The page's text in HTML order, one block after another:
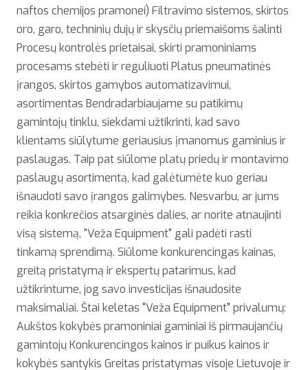
naftos chemijos pramonei) Filtravimo sistemos, skirtos
oro, garo, techninių dujų ir skysčių priemaišoms šalinti
Procesų kontrolės prietaisai, skirti pramoniniams
procesams stebėti ir reguliuoti Platus pneumatinės
įrangos, skirtos gamybos automatizavimui,
asortimentas Bendradarbiaujame su patikimų
gamintojų tinklu, siekdami užtikrinti, kad savo
klientams siūlytume geriausius įmanomus gaminius ir
paslaugas. Taip pat siūlome platų priedų ir montavimo
paslaugų asortimentą, kad galėtumėte kuo geriau
išnaudoti savo įrangos galimybes. Nesvarbu, ar jums
reikia konkrečios atsarginės dalies, ar norite atnaujinti
visą sistemą, "Veža Equipment" gali padėti rasti
tinkamą sprendimą. Siūlome konkurencingas kainas,
greitą pristatymą ir ekspertų patarimus, kad
užtikrintume, jog savo investicijas išnaudosite
maksimaliai. Štai keletas "Veža Equipment" privalumų:
Aukštos kokybės pramoniniai gaminiai iš pirmaujančių
gamintojų Konkurencingos kainos ir puikus kainos ir
kokybės santykis Greitas pristatymas visoje Lietuvoje ir